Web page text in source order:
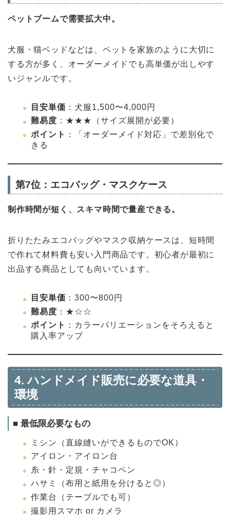
ペットブームで需要拡大中。
犬服・猫ベッドなどは、ペットを家族のように大切に
する方が多く、オーダーメイドでも高単価が出しやす
いジャンルです。
目安単価 ：犬服1,500〜4,000円
難易度 ：★★★（サイズ展開が必要）
ポイント
：「オーダーメイド対応」で差別化で
きる
第7位：エコバッグ・マスクケース
制作時間が短く、スキマ時間で量産できる。
折りたたみエコバッグやマスク収納ケースは、短時間
で作れて材料費も安い入門商品です。初心者が最初に
出品する商品としても向いています。
目安単価 ：300〜800円
難易度 ：★☆☆
ポイント
：カラーバリエーションをそろえると
購入率アップ
4. ハンドメイド販売に必要な道具・
環境
■ 最低限必要なもの
ミシン（直線縫いができるものでOK）
アイロン・アイロン台
糸・針・定規・チャコペン
ハサミ（布用と紙用を分けると◎）
作業台（テーブルでも可）
撮影用スマホ or カメラ